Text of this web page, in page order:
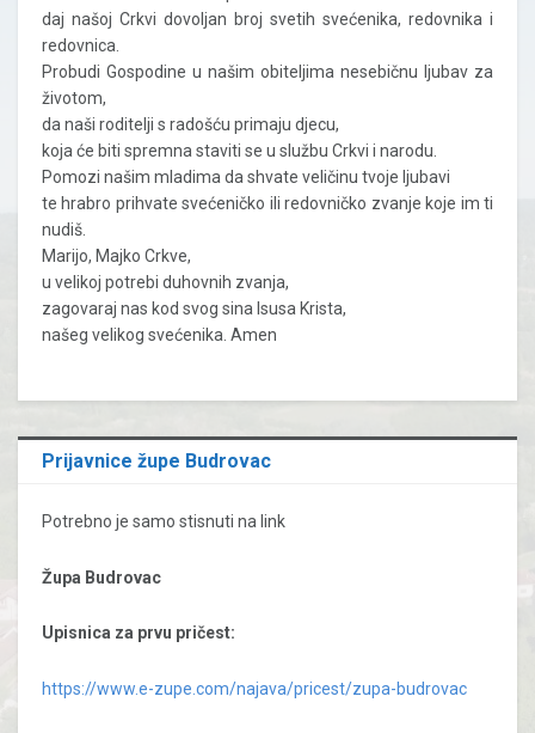
daj našoj Crkvi dovoljan broj svetih svećenika, redovnika i
redovnica.
Probudi Gospodine u našim obiteljima nesebičnu ljubav za
životom,
da naši roditelji s radošću primaju djecu,
koja će biti spremna staviti se u službu Crkvi i narodu.
Pomozi našim mladima da shvate veličinu tvoje ljubavi
te hrabro prihvate svećeničko ili redovničko zvanje koje im ti
nudiš.
Marijo, Majko Crkve,
u velikoj potrebi duhovnih zvanja,
zagovaraj nas kod svog sina Isusa Krista,
našeg velikog svećenika. Amen
Prijavnice župe Budrovac
Potrebno je samo stisnuti na link
Župa Budrovac
Upisnica za prvu pričest:
https://www.e-zupe.com/najava/pricest/zupa-budrovac